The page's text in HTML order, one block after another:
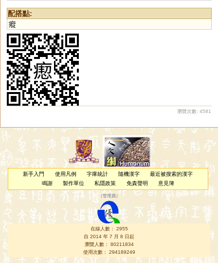
配搭點:
瘲
瀏覽次數: 4581
新手入門 使用凡例 字庫統計 隨機漢字
最近被搜索的漢字
鳴謝
製作單位 私隱政策 免責聲明 意見簿
（管理員 ）
在線人數： 2955
自 2014 年 7 月 8 日起
瀏覽人數： 80211834
使用次數： 294189249